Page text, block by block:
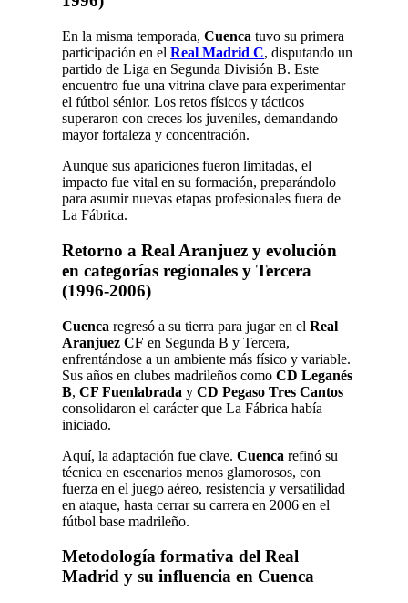
En la misma temporada, Cuenca tuvo su primera
participación en el Real Madrid C, disputando un
partido de Liga en Segunda División B. Este
encuentro fue una vitrina clave para experimentar
el fútbol sénior. Los retos físicos y tácticos
superaron con creces los juveniles, demandando
mayor fortaleza y concentración.
Aunque sus apariciones fueron limitadas, el
impacto fue vital en su formación, preparándolo
para asumir nuevas etapas profesionales fuera de
La Fábrica.
Retorno a Real Aranjuez y evolución
en categorías regionales y Tercera
(1996-2006)
Cuenca regresó a su tierra para jugar en el Real
Aranjuez CF en Segunda B y Tercera,
enfrentándose a un ambiente más físico y variable.
Sus años en clubes madrileños como CD Leganés
B, CF Fuenlabrada y CD Pegaso Tres Cantos
consolidaron el carácter que La Fábrica había
iniciado.
Aquí, la adaptación fue clave. Cuenca refinó su
técnica en escenarios menos glamorosos, con
fuerza en el juego aéreo, resistencia y versatilidad
en ataque, hasta cerrar su carrera en 2006 en el
fútbol base madrileño.
Metodología formativa del Real
Madrid y su influencia en Cuenca